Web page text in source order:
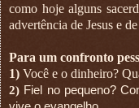
como hoje alguns
advertência de Jesus e
Para um confronto
1) Você e o dinheiro?
2) Fiel no pequeno?